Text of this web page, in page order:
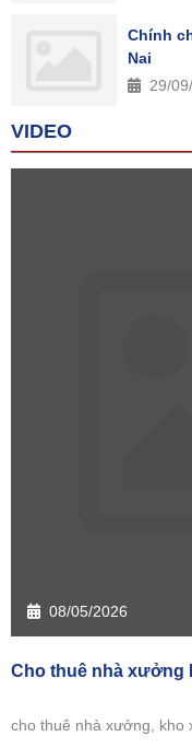
Chính
Nai
29/
VIDEO
08/05/2026
Cho thuê nhà xưởng
cho thuê nhà xưởng, kho